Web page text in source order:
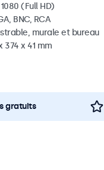
(Full HD)
BNC, RCA
murale et bureau
374 x 41 mm
gratuits